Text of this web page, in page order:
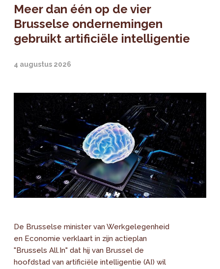
Meer dan één op de vier
Brusselse ondernemingen
gebruikt artificiële intelligentie
4 augustus 2026
De Brusselse minister van Werkgelegenheid
en Economie verklaart in zijn actieplan
"Brussels All.In" dat hij van Brussel de
hoofdstad van artificiële intelligentie (AI) wil